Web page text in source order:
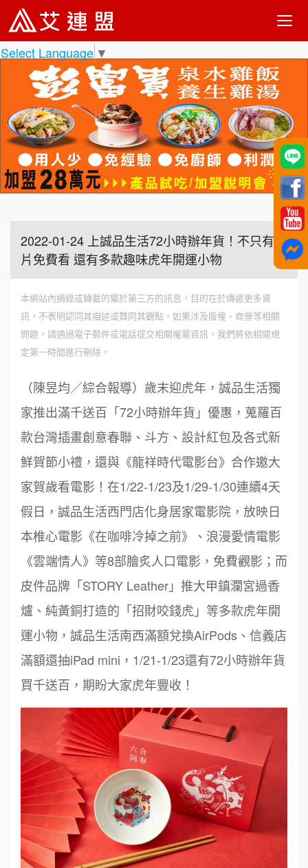
Select Language ▼
2022-01-24 上誠品生活72小時辦年貨！不只有好
片免費看 還有多款趣味虎年開運小物
本網站內摘錄或轉載的屬於第三方的訊息，目的在於傳遞更多資
訊，不表明認同其描述或贊同其觀點，如果涉及版權、商譽等相關
問題，請通過電子郵件或電話提交相關權屬資訊，我們將依相關規
定第一時間進行刪除。
（陳昱均／綜合報導）歲末迎虎年，誠品生活獨
家推出滿千送百「72小時辦年貨」優惠，蒐羅百
款台灣插畫創意春聯、斗方、設計紅包及各式新
鮮賀節小禮，還與《龍祥時代電影台》合作邀大
家賀歲看電影！在1/22-1/23及1/29-1/30連續4天
假日，誠品生活西門店化身居家電影院，放映日
本椎心電影《在咖啡冷掉之前》、浪漫愛情電影
《雲端情人》等8部膾炙人口電影，免費觀影；而
皮件品牌「STORY Leather」推大甲鎮瀾宮過香
爐、純黃銅打造的「招財咬錢虎」等多款虎年開
運小物，誠品生活南西滿額兌換AirPods、信義店
滿額還抽iPad mini，1/21-1/23還有72小時辦年貨
買千送百，期盼大家虎年豐收！